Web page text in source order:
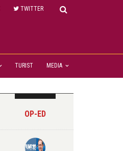
TWITTER
TURIST MEDIA
OP-ED